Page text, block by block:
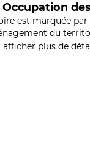
Occupation
est marquée
du
plus de